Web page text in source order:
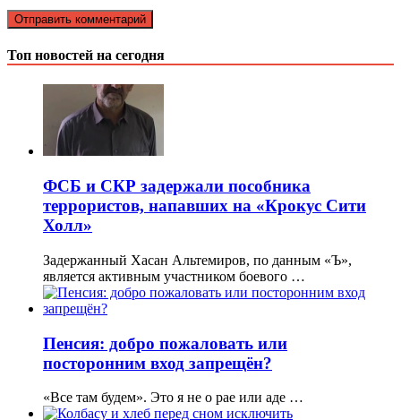
Топ новостей на сегодня
ФСБ и СКР задержали пособника
террористов, напавших на «Крокус Сити
Холл»
Задержанный Хасан Альтемиров, по данным «Ъ»,
является активным участником боевого …
Пенсия: добро пожаловать или
посторонним вход запрещён?
«Все там будем». Это я не о рае или аде …